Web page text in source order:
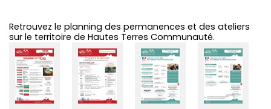
Retrouvez le planning des permanences et des ateliers
sur le territoire de Hautes Terres Communauté.